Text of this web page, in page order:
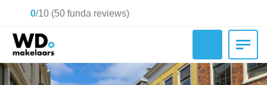
0/10 (50 funda reviews)